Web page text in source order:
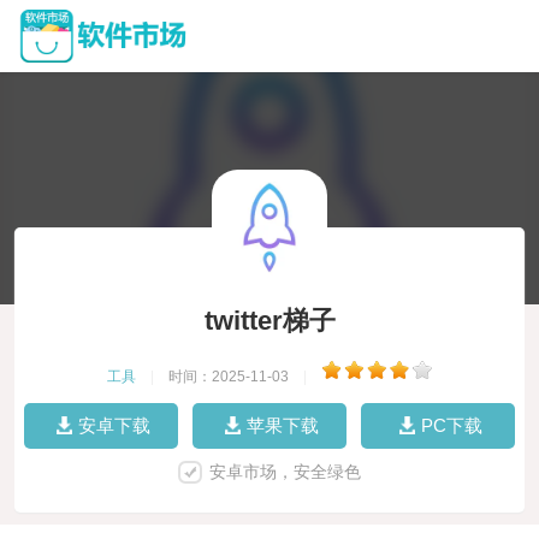
twitter梯子
工具 时间：2025-11-03
安卓下载 苹果下载 PC下载
安卓市场，安全绿色